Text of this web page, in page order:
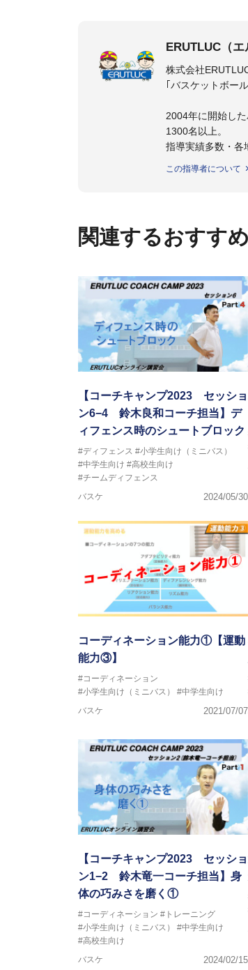
ERUTLUC（エ
株式会社
｢バスケットボー
2004年に開始し
1300名以上。
指導実績多数・各
2016年U13ナショ
2017年U13ナシ
2017年男子日本
2018年U22日本
2018年U12ナシ
2018年U13ナショ
2018年～2021年
この指導者について
関連するおすす
【コーチキャンプ2023 セッショ
ン6−4 鈴木良和コーチ担当】デ
ィフェンス時のシュートブロック
#ディフェンス #小学生向け（ミニバス）
#中学生向け #高校生向け
#チームディフェンス
バスケ
2024/05/30
コーディネーション能力①【運動
能力③】
#コーディネーション
#小学生向け（ミニバス）
#中学生向け
バスケ
2021/07/07
【コーチキャンプ2023 セッショ
ン1−2 鈴木竜一コーチ担当】身
体の巧みさを磨く①
#コーディネーション #トレーニング
#小学生向け（ミニバス）
#中学生向け
#高校生向け
バスケ
2024/02/15